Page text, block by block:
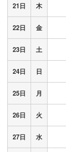
21日 木
22日 金
23日 土
24日 日
25日 月
26日 火
27日 水